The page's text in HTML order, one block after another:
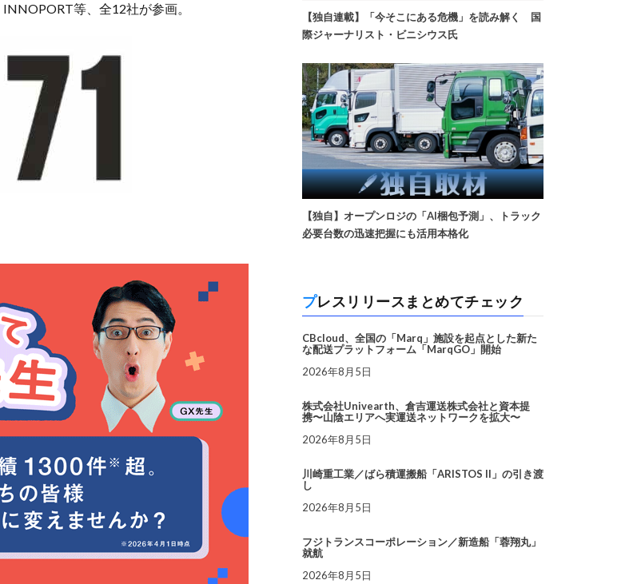
等、全12社が参画。
【独自連載】「今そこにある危機」を読み解く 国
際ジャーナリスト・ビニシウス氏
【独自】オープンロジの「AI梱包予測」、トラック
必要台数の迅速把握にも活用本格化
プレスリリースまとめてチェック
CBcloud、全国の「Marq」施設を起点とした新た
な配送プラットフォーム「MarqGO」開始
2026年8月5日
株式会社Univearth、倉吉運送株式会社と資本提
携〜山陰エリアへ実運送ネットワークを拡大〜
2026年8月5日
川崎重工業／ばら積運搬船「ARISTOS II」の引き渡
し
2026年8月5日
フジトランスコーポレーション／新造船「蓉翔丸」
就航
2026年8月5日